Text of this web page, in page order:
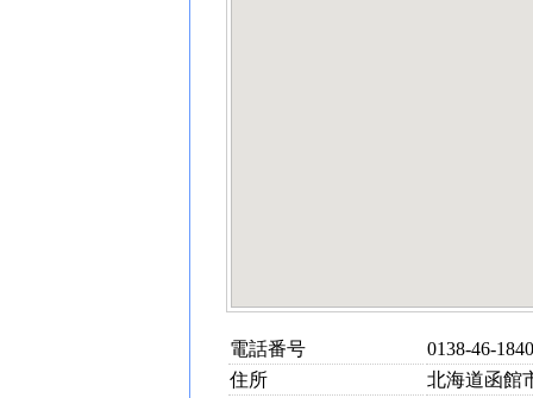
電話番号
0138-46-1840
住所
北海道函館